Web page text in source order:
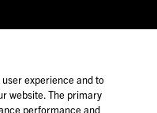
experience and to
website. The primary
performance and